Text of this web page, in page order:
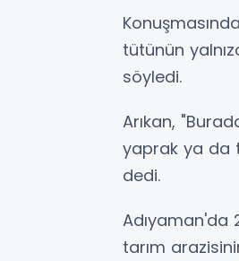
tütünün
söyledi.
Arıkan,
yaprak ya da
dedi.
tarım